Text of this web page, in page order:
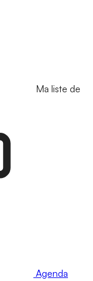
Ma liste de
Agenda